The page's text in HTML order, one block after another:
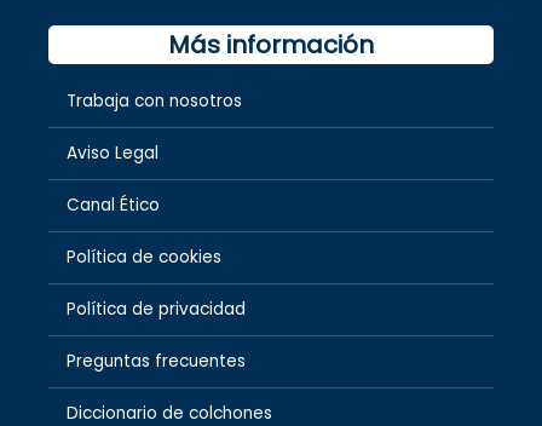
Más información
Trabaja con nosotros
Aviso Legal
Canal Ético
Política de cookies
Política de privacidad
Preguntas frecuentes
Diccionario de colchones